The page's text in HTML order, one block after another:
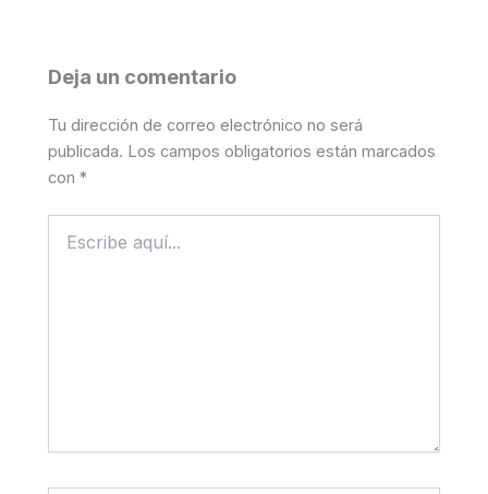
Deja un comentario
Tu dirección de correo electrónico no será
publicada. Los campos obligatorios están marcados
con*
aquí...